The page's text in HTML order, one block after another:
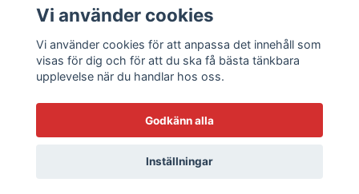
Byten & Returer
Kontakta oss
Vi använder cookies
Vi använder cookies för att anpassa det innehåll som
visas för dig och för att du ska få bästa tänkbara
upplevelse när du handlar hos oss.
Godkänn alla
Inställningar